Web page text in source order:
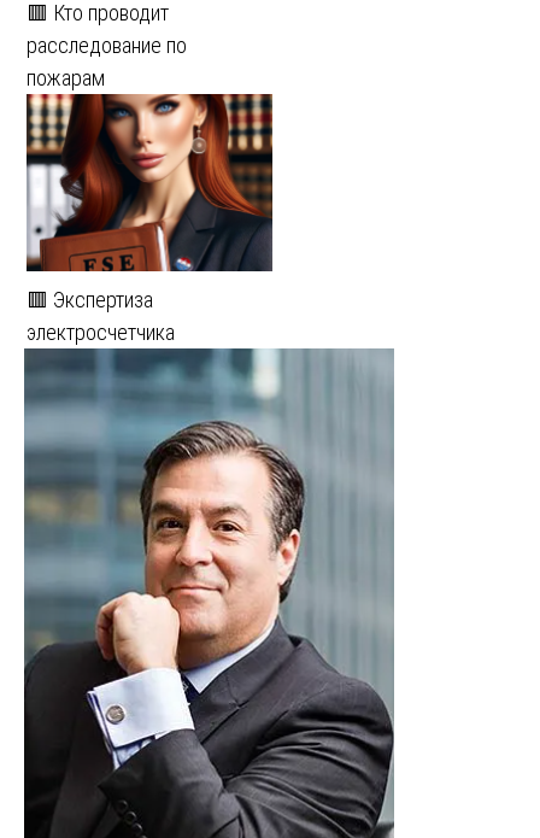
🟥 Кто проводит
расследование по
пожарам
🟥 Экспертиза
электросчетчика